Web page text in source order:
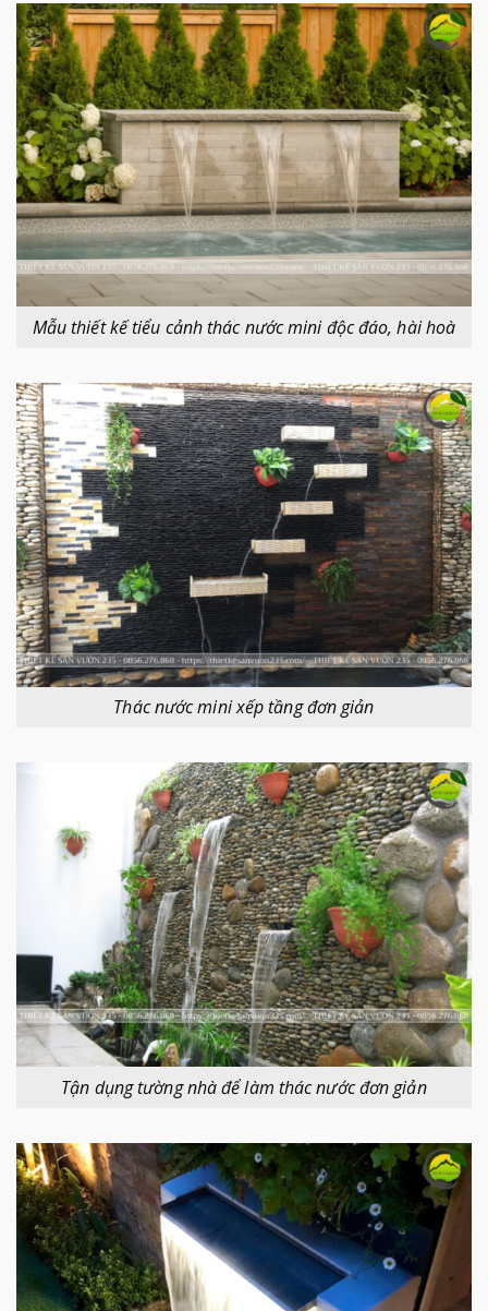
Mẫu thiết kế tiểu cảnh thác nước mini độc đáo, hài hoà
Thác nước mini xếp tầng đơn giản
Tận dụng tường nhà để làm thác nước đơn giản